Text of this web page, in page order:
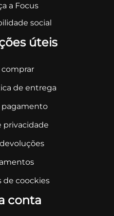
a Focus
social
úteis
de entrega
pagamento
privacidade
de coockies
conta